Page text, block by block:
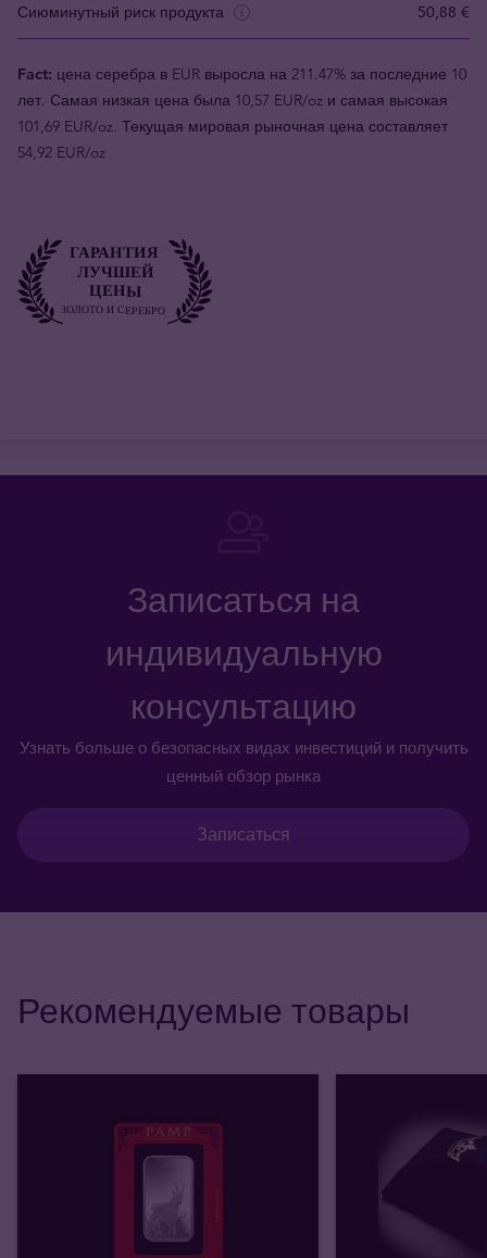
Сиюминутный риск продукта 50,88 €
Fact: цена серебра в EUR выросла на 211.47% за последние 10
лет. Самая низкая цена была 10,57 EUR/oz и самая высокая
101,69 EUR/oz. Текущая мировая рыночная цена составляет
54,92 EUR/oz
Записаться на
индивидуальную
консультацию
Узнать больше о безопасных видах инвестиций и получить
ценный обзор рынка
Записаться
Рекомендуемые товары